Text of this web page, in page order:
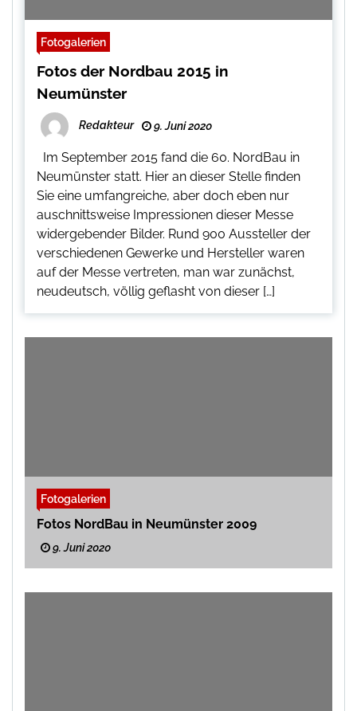
Fotogalerien
Fotos der Nordbau 2015 in
Neumünster
Redakteur 9. Juni 2020
Im September 2015 fand die 60. NordBau in
Neumünster statt. Hier an dieser Stelle finden
Sie eine umfangreiche, aber doch eben nur
auschnittsweise Impressionen dieser Messe
widergebender Bilder. Rund 900 Aussteller der
verschiedenen Gewerke und Hersteller waren
auf der Messe vertreten, man war zunächst,
neudeutsch, völlig geflasht von dieser […]
Fotogalerien
Fotos NordBau in Neumünster 2009
9. Juni 2020